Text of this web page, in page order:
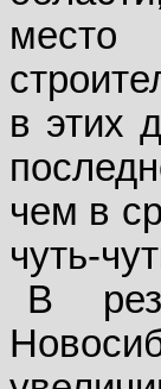
в этих
чем в
чуть-
В